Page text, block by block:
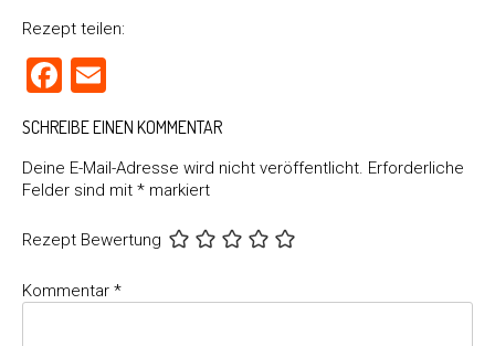
Rezept teilen:
Facebook
SCHREIBE EINEN KOMMENTAR
Deine E-Mail-Adresse wird nicht veröffentlicht. Erforderliche
Felder sind mit * markiert
Rezept Bewertung
Kommentar *